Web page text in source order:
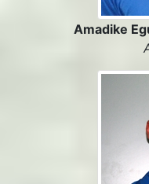
Amadike